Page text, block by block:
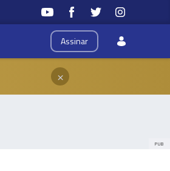
Assinar
×
PUB